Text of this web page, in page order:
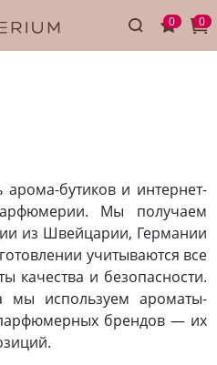
0 0
арома-бутиков и интернет-
Мы получаем
из Швейцарии, Германии
учитываются все
качества и безопасности.
мы используем ароматы-
брендов — их